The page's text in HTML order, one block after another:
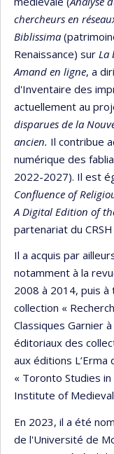
chercheurs en
Biblissima
Renaissance) sur La
Amand en ligne, a
d'Inventaire des
actuellement au
disparues de la
ancien. Il contribue
numérique des
2022-2027). Il est
Confluence of
A Digital Edition of
partenariat du
Il a acquis par
notamment à la
2008 à 2014, puis
collection «
Classiques Garnier
éditoriaux des
aux éditions
« Toronto Studies
Institute of
En 2023, il a été
de l'Université de